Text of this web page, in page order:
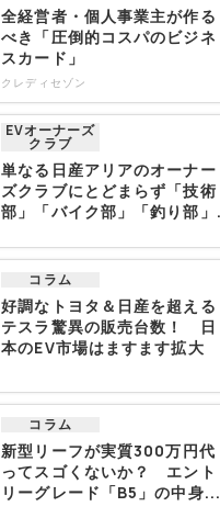
全経営者・個人事業主が作る
べき「圧倒的コスパのビジネ
スカード」
クレディセゾン
EVオーナーズ
クラブ
単なる日産アリアのオーナー
ズクラブにとどまらず「技術
部」「バイク部」「釣り部」
コラム
好調なトヨタ＆日産を超える
テスラ驚異の販売台数！ 日
本のEV市場はますます拡大
コラム
新型リーフが実質300万円代
ってスゴくないか？ エント
リーグレード「B5」の中身...